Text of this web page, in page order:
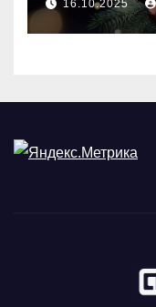
16.10.2025